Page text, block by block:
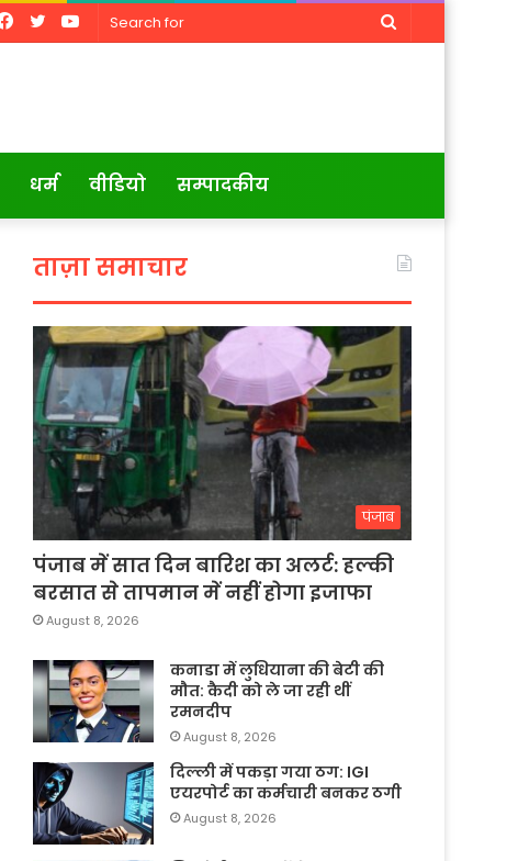
Search
YouTube
Twitter
Facebook
धर्म वीडियो सम्पादकीय
ताज़ा समाचार
पंजाब
पंजाब में सात दिन बारिश का अलर्ट: हल्की
बरसात से तापमान में नहीं होगा इजाफा
August 8, 2026
कनाडा में लुधियाना की बेटी की
माैत: कैदी को ले जा रही थीं
रमनदीप
August 8, 2026
दिल्ली में पकड़ा गया ठग: IGI
एयरपोर्ट का कर्मचारी बनकर ठगी
August 8, 2026